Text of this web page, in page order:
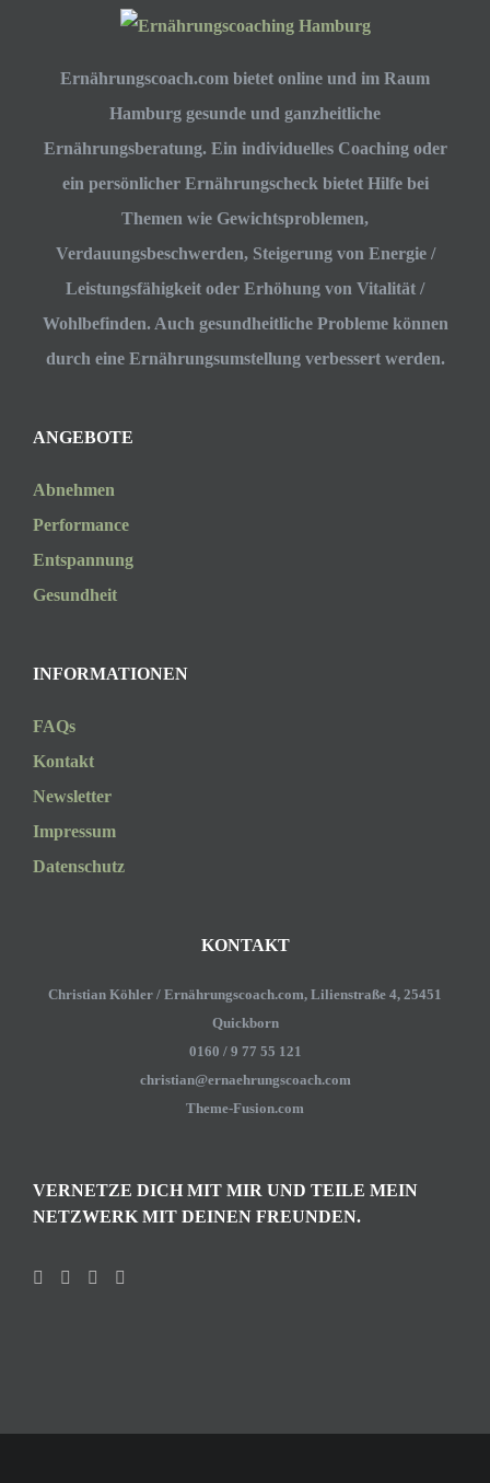
Ernährungscoach.com bietet online und im Raum
Hamburg gesunde und ganzheitliche
Ernährungsberatung. Ein individuelles Coaching oder
ein persönlicher Ernährungscheck bietet Hilfe bei
Themen wie Gewichtsproblemen,
Verdauungsbeschwerden, Steigerung von Energie /
Leistungsfähigkeit oder Erhöhung von Vitalität /
Wohlbefinden. Auch gesundheitliche Probleme können
durch eine Ernährungsumstellung verbessert werden.
ANGEBOTE
Abnehmen
Performance
Entspannung
Gesundheit
INFORMATIONEN
FAQs
Kontakt
Newsletter
Impressum
Datenschutz
KONTAKT
Christian Köhler / Ernährungscoach.com, Lilienstraße 4, 25451
Quickborn
0160 / 9 77 55 121
christian@ernaehrungscoach.com
Theme-Fusion.com
VERNETZE DICH MIT MIR UND TEILE MEIN
NETZWERK MIT DEINEN FREUNDEN.